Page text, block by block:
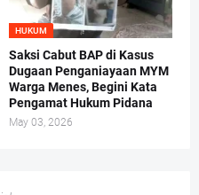
HUKUM
Saksi Cabut BAP di Kasus
Dugaan Penganiayaan MYM
Warga Menes, Begini Kata
Pengamat Hukum Pidana
May 03, 2026